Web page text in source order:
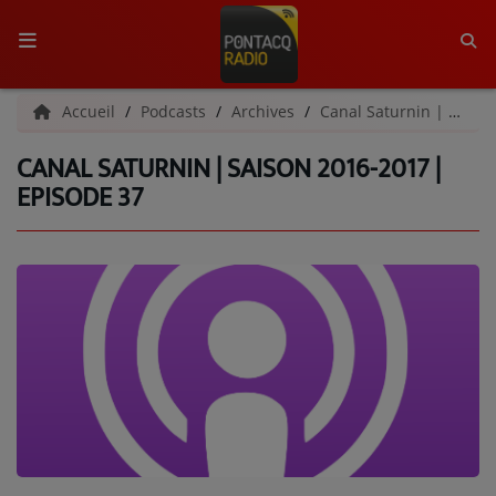
ACCUEIL
RADIO
L'ÉQUIPE
GRILLE DES PROGRAMMES
PODCASTS - SAISON 2026/2027
Accueil Podcasts Archives Canal Saturnin | Archives
CANAL SATURNIN | SAISON 2016-2017 |
EPISODE 37